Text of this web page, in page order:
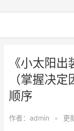
《小太阳
（掌握决
顺序
作者： admin • 更